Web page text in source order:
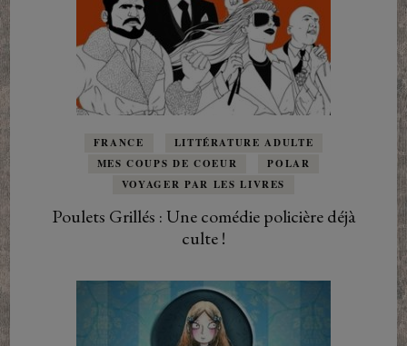
FRANCE
LITTÉRATURE ADULTE
MES COUPS DE COEUR
POLAR
VOYAGER PAR LES LIVRES
Poulets Grillés : Une comédie policière déjà
culte !